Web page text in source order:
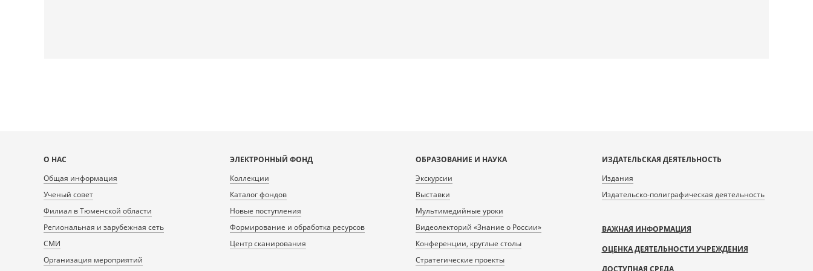
Карта
сайта
О НАС
Общая информация
Ученый совет
Филиал в Тюменской области
Региональная и зарубежная сеть
СМИ
Организация мероприятий
ЭЛЕКТРОННЫЙ ФОНД
Коллекции
Каталог фондов
Новые поступления
Формирование и обработка ресурсов
Центр сканирования
ОБРАЗОВАНИЕ И НАУКА
Экскурсии
Выставки
Мультимедийные уроки
Видеолекторий «Знание о России»
Конференции, круглые столы
Стратегические проекты
ИЗДАТЕЛЬСКАЯ ДЕЯТЕЛЬНОСТЬ
Издания
Издательско-полиграфическая деятельность
ВАЖНАЯ ИНФОРМАЦИЯ
ОЦЕНКА ДЕЯТЕЛЬНОСТИ УЧРЕЖДЕНИЯ
ДОСТУПНАЯ СРЕДА